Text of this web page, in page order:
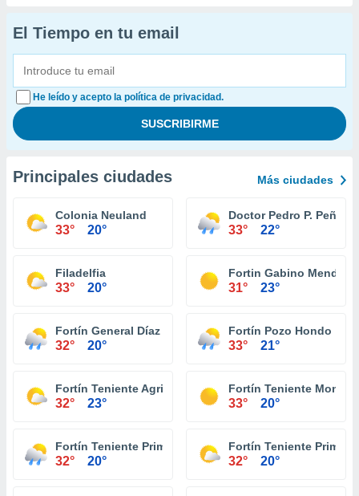
El Tiempo en tu email
He leído y acepto la política de privacidad.
Principales ciudades Más ciudades
Colonia Neuland
33° 20°
Doctor Pedro P. Peña
33° 22°
Filadelfia
33° 20°
Fortin Gabino Mendoza
31° 23°
Fortín General Díaz
32° 20°
Fortín Pozo Hondo
33° 21°
Fortín Teniente Agripino Enciso
32° 23°
Fortín Teniente
33° 20°
Fortín Teniente Primero Buenaventura
32° 20°
Fortín Teniente
32° 20°